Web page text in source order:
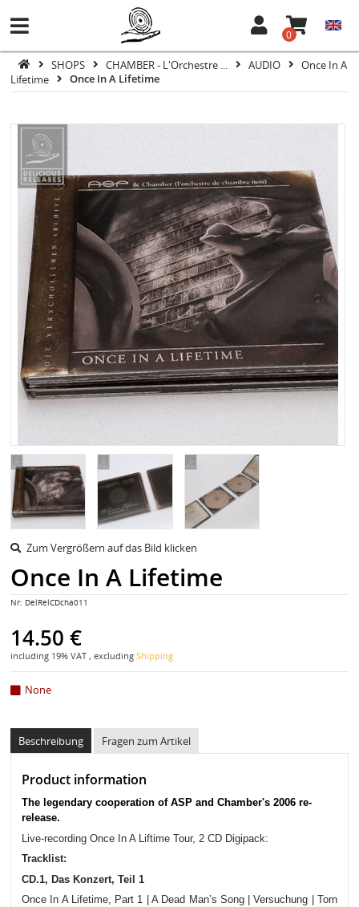
0
SHOPS CHAMBER - L'Orchestre ... AUDIO
Once In A
Lifetime
Once In A Lifetime
Zum Vergrößern auf das Bild klicken
Once In A Lifetime
Nr: DelRelCDcha011
14.50 €
including 19% VAT , excluding Shipping
None
Beschreibung Fragen zum Artikel
Product information
The legendary cooperation of ASP and Chamber's 2006 re-
release.
Live-recording Once In A Liftime Tour, 2 CD Digipack:
Tracklist:
CD.1, Das Konzert, Teil 1
Once In A Lifetime, Part 1 | A Dead Man’s Song | Versuchung | Torn